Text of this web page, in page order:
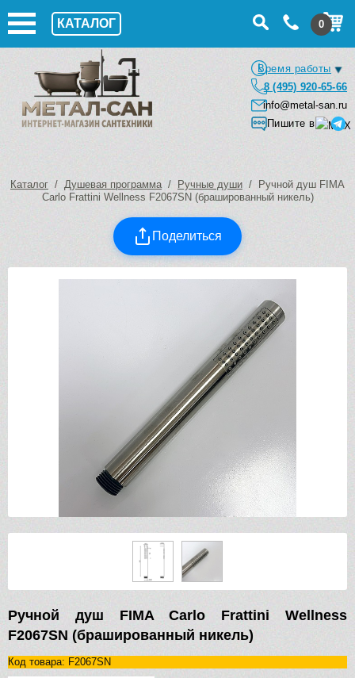
КАТАЛОГ 0
Время работы
8 (495) 920-65-66
info@metal-san.ru
Пишите в
Каталог / Душевая программа/ Ручные души / Ручной душ FIMA
Carlo Frattini Wellness F2067SN (брашированный никель)
Поделиться
Ручной душ FIMA Carlo Frattini Wellness
F2067SN (брашированный никель)
Код товара: F2067SN